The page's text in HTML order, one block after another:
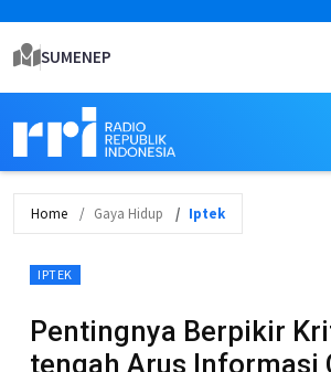
SUMENEP
Home Gaya Hidup Iptek
IPTEK
Pentingnya Berpikir
tengah Arus Informasi